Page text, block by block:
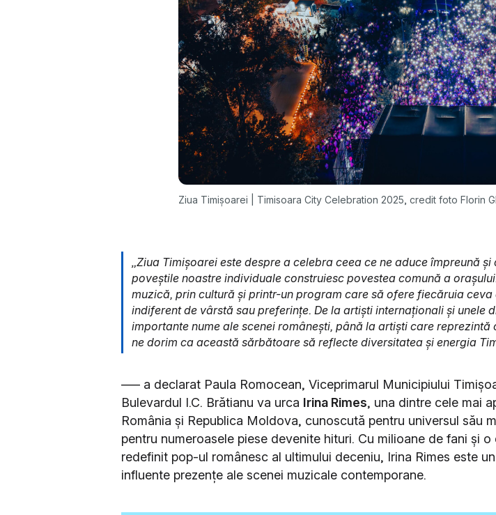
Ziua Timișoarei | Timisoara City Celebration 2025, credit foto Florin
„Ziua Timișoarei este despre a celebra ceea ce ne aduce împreună
poveștile noastre individuale construiesc povestea comună a
muzică, prin cultură și printr-un program care să ofere fiecăruia ceva
indiferent de vârstă sau preferințe. De la artiști internaționali și unele
importante nume ale scenei românești, până la artiști care
ne dorim ca această sărbătoare să reflecte diversitatea și energia
––– a declarat Paula Romocean, Viceprimarul Municipiului
Bulevardul I.C. Brătianu va urca Irina Rimes, una dintre cele mai
România și Republica Moldova, cunoscută pentru universul său
pentru numeroasele piese devenite hituri. Cu milioane de fani și o
redefinit pop-ul românesc al ultimului deceniu, Irina Rimes este
influente prezențe ale scenei muzicale contemporane.